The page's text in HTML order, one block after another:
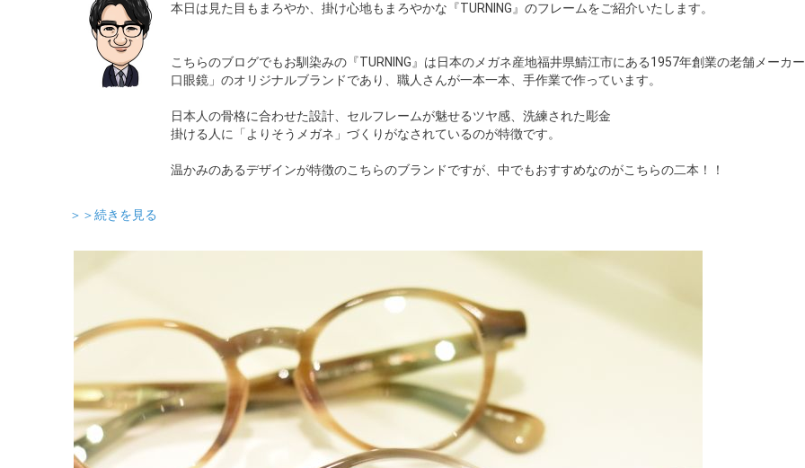
本日は見た目もまろやか、掛け心地もまろやかな『TURNING』のフレームをご紹介いたします。
こちらのブログでもお馴染みの『TURNING』は日本のメガネ産地福井県鯖江市にある1957年創業の老舗メーカ
口眼鏡」のオリジナルブランドであり、職人さんが一本一本、手作業で作っています。
日本人の骨格に合わせた設計、セルフレームが魅せるツヤ感、洗練された彫金
掛ける人に「よりそうメガネ」づくりがなされているのが特徴です。
温かみのあるデザインが特徴のこちらのブランドですが、中でもおすすめなのがこちらの二本！！
＞＞続きを見る